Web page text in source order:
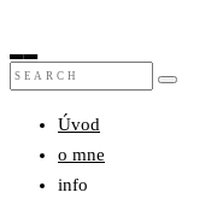
Úvod
o mne
info